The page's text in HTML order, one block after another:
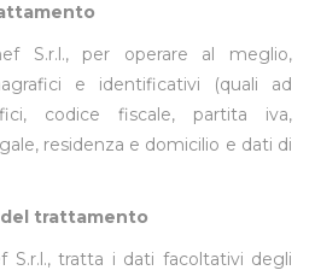
S.r.l., per operare al meglio,
e identificativi (quali ad
codice fiscale, partita iva,
residenza e domicilio e dati di
del trattamento
S.r.l., tratta i dati facoltativi degli